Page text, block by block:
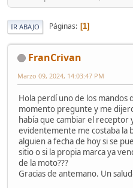
IR ABAJO Páginas 1
FranCrivan
Marzo 09, 2024, 14:03:47 PM
Hola perdí uno de los mandos
momento pregunte y me
había que cambiar el receptor
evidentemente me costaba la
alguien a fecha de hoy si se
sitio o si la propia marca ya
de la moto???
Gracias de antemano. Un